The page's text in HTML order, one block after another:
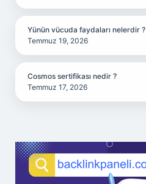
Yünün vücuda faydaları nelerdir ?
Temmuz 19, 2026
Cosmos sertifikası nedir ?
Temmuz 17, 2026